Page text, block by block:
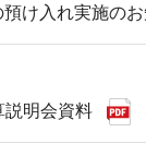
預け入れ実施の
明会資料